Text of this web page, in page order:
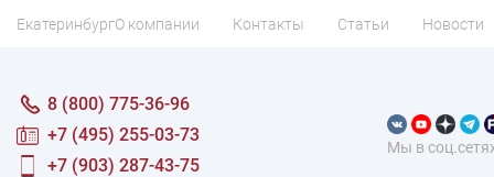
ЕкатеринбургО компании Контакты Статьи Новости
Мы в
8 (800) 775-36-96
+7 (495) 255-03-73
+7 (903) 287-43-75